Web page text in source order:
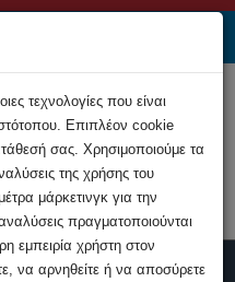
τεχνολογίες που είναι
Επιπλέον cookie
σας. Χρησιμοποιούμε τα
της χρήσης του
μάρκετινγκ για την
πραγματοποιούνται
εμπειρία χρήστη στον
να αρνηθείτε ή να αποσύρετε